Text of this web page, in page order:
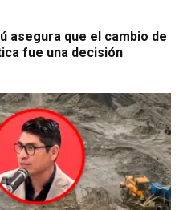
asegura que el cambio de
fue una decisión